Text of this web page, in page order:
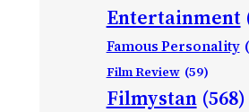
Entertainment
Famous Personality
Film Review (59)
Filmystan (568)